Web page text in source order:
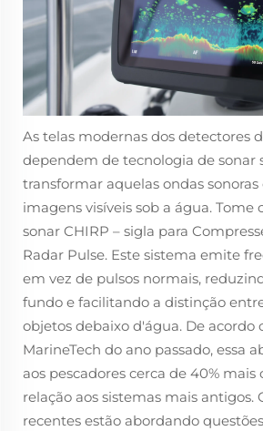
As telas modernas dos detectores
dependem de tecnologia de sonar
transformar aquelas ondas sonoras
imagens visíveis sob a água. Tome
sonar CHIRP – sigla para
Radar Pulse. Este sistema emite
em vez de pulsos normais,
fundo e facilitando a distinção
objetos debaixo d'água. De acordo
MarineTech do ano passado, essa
aos pescadores cerca de 40% mais
relação aos sistemas mais antigos.
recentes estão abordando